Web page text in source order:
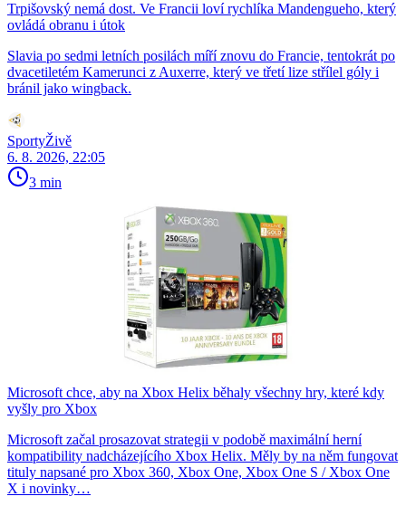
Trpišovský nemá dost. Ve Francii loví rychlíka Mandengueho, který
ovládá obranu i útok
Slavia po sedmi letních posilách míří znovu do Francie, tentokrát po
dvacetiletém Kamerunci z Auxerre, který ve třetí lize střílel góly i
bránil jako wingback.
SportyŽivě
6. 8. 2026, 22:05
3 min
Microsoft chce, aby na Xbox Helix běhaly všechny hry, které kdy
vyšly pro Xbox
Microsoft začal prosazovat strategii v podobě maximální herní
kompatibility nadcházejícího Xbox Helix. Měly by na něm fungovat
tituly napsané pro Xbox 360, Xbox One, Xbox One S / Xbox One
X i novinky…